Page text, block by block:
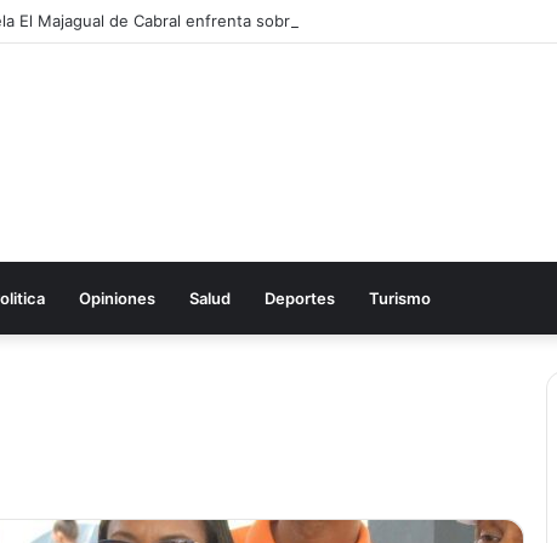
Opiniones Salud Deportes Turismo